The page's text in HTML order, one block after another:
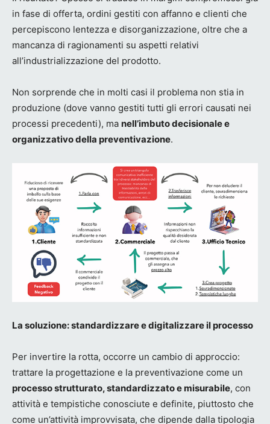
in fase di offerta, ordini gestiti con affanno e clienti che
percepiscono lentezza e disorganizzazione, oltre che a
mancanza di ragionamenti su aspetti relativi
all’industrializzazione del prodotto.
Non sorprende che in molti casi il problema non stia in
produzione (dove vanno gestiti tutti gli errori causati nei
processi precedenti), ma nell’imbuto decisionale e
organizzativo della preventivazione.
La soluzione: standardizzare e digitalizzare il processo
Per invertire la rotta, occorre un cambio di approccio:
trattare la progettazione e la preventivazione come un
processo strutturato, standardizzato e misurabile, con
attività e tempistiche conosciute e definite, piuttosto che
come un’attività improvvisata, che dipende dalla tipologia